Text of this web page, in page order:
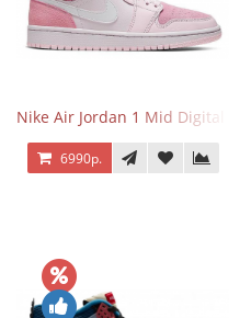
Nike Air Jordan 1 Mid Digital Pink
6990р.